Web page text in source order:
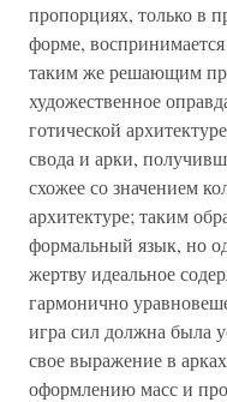
пропорциях, только в
форме,
таким же решающим
художественное
готической
свода и арки,
схожее со значением
архитектуре; таким
формальный язык, но
жертву идеальное
гармонично
игра сил должна была
свое выражение в
оформлению масс и